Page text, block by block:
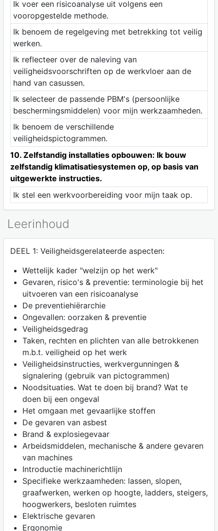
Ik voer een risicoanalyse uit volgens een
vooropgestelde methode.
Ik benoem de regelgeving met betrekking tot veilig
werken.
Ik reflecteer over de naleving van
veiligheidsvoorschriften op de werkvloer aan de
hand van casussen.
Ik selecteer de passende PBM's (persoonlijke
beschermingsmiddelen) voor mijn werkzaamheden.
Ik benoem de verschillende
veiligheidspictogrammen.
10. Zelfstandig installaties opbouwen: Ik bouw
zelfstandig klimatisatiesystemen op, op basis van
uitgewerkte instructies.
Ik stel een werkvoorbereiding voor mijn taak op.
Leerinhoud
DEEL 1: Veiligheidsgerelateerde aspecten:
Wettelijk kader "welzijn op het werk"
Gevaren, risico's & preventie: terminologie bij het
uitvoeren van een risicoanalyse
De preventiehiërarchie
Ongevallen: oorzaken & preventie
Veiligheidsgedrag
Taken, rechten en plichten van alle betrokkenen
m.b.t. veiligheid op het werk
Veiligheidsinstructies, werkvergunningen &
signalering (gebruik van pictogrammen)
Noodsituaties. Wat te doen bij brand? Wat te
doen bij een ongeval
Het omgaan met gevaarlijke stoffen
De gevaren van asbest
Brand & explosiegevaar
Arbeidsmiddelen, mechanische & andere gevaren
van machines
Introductie machinerichtlijn
Specifieke werkzaamheden: lassen, slopen,
graafwerken, werken op hoogte, ladders, steigers,
hoogwerkers, besloten ruimtes
Elektrische gevaren
Ergonomie